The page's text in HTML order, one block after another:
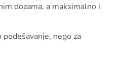
dozama, a maksimalno i
nego za